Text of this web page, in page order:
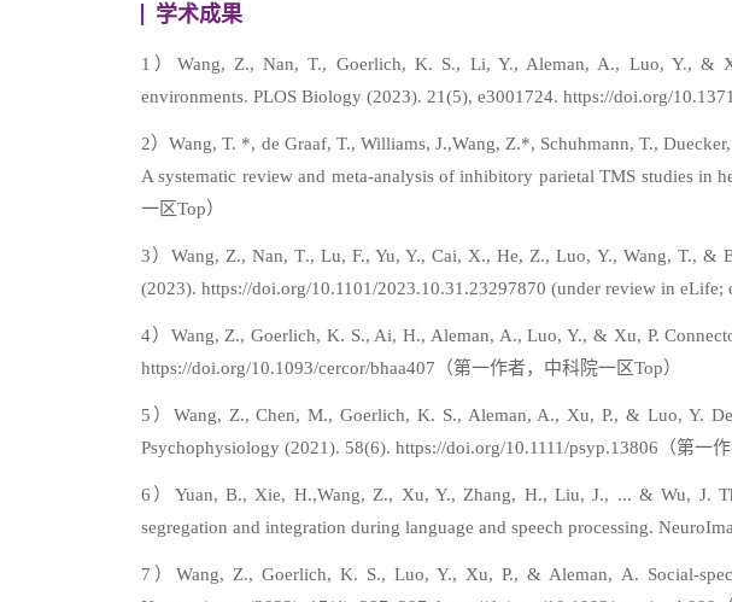
学术成果
1）Wang, Z., Nan, T., Goerlich, K. S., Li, Y., Aleman, A., Luo, Y., &
environments. PLOS Biology (2023). 21(5), e3001724. https://doi.org/
2）Wang, T. *, de Graaf, T., Williams, J.,Wang, Z.*, Schuhmann, T.,
A systematic review and meta-analysis of inhibitory parietal TMS studies
一区Top）
3）Wang, Z., Nan, T., Lu, F., Yu, Y., Cai, X., He, Z., Luo, Y., Wang, T., &
(2023). https://doi.org/10.1101/2023.10.31.23297870 (under review in
4）Wang, Z., Goerlich, K. S., Ai, H., Aleman, A., Luo, Y., & Xu, P.
https://doi.org/10.1093/cercor/bhaa407（第一作者，中科院一区Top）
5）Wang, Z., Chen, M., Goerlich, K. S., Aleman, A., Xu, P., & Luo, Y.
Psychophysiology (2021). 58(6). https://doi.org/10.1111/psyp.13806（第一
6）Yuan, B., Xie, H.,Wang, Z., Xu, Y., Zhang, H., Liu, J., ... & Wu, J.
segregation and integration during language and speech processing.
7）Wang, Z., Goerlich, K. S., Luo, Y., Xu, P., & Aleman, A. Social-